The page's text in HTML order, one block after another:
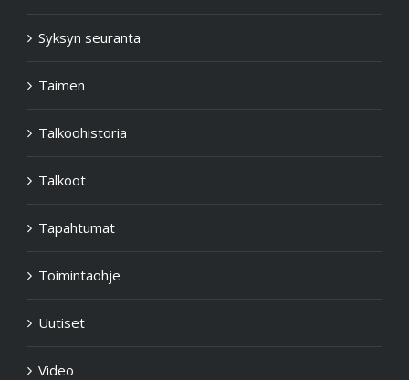
Syksyn seuranta
Taimen
Talkoohistoria
Talkoot
Tapahtumat
Toimintaohje
Uutiset
Video